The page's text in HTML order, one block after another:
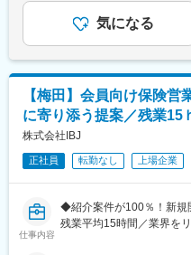
・表彰制度多数（MVPは
式を実現します。経験を
て、初めて来館されたお
案、会場決定までをサポ
■ポジションの魅力：
「お客様第一」の文化が
る体験を届ける姿勢を大
て、お客様に深く寄り添
りがいを感じられる環境で
■採用メッセージ：
あなたの「本気」が、誰
今日から始まるのは、ま
この『最初の1ページ』を
手当＞有＜給与補足＞※
もございます。■昇給：
ンセンティブ（毎月）賃
を通じて上下する可能性
た表記です。
気になる
【梅田】会員向け保険
に寄り添う提案／残業
株式会社IBJ
正社員 転勤なし 上場企業
仕事内容
◆紹介案件が100％！新規
残業平均15時間／業界を